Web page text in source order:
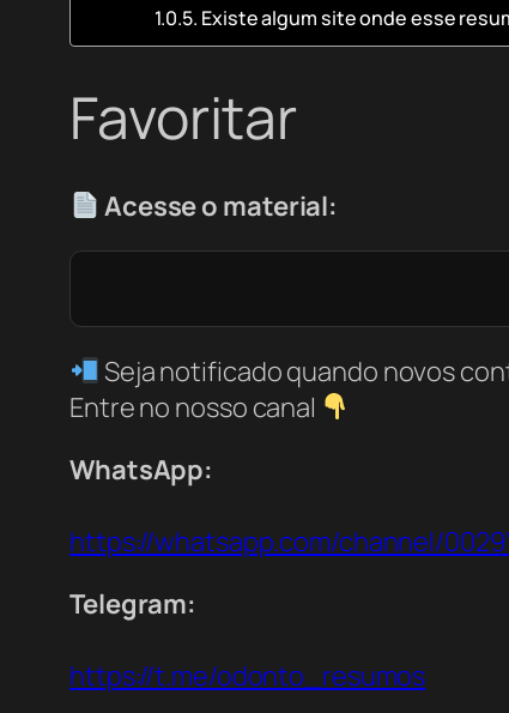
Existe algum site onde esse
Favoritar
Acesse o material:
Seja notificado quando novos
Entre no nosso canal
WhatsApp:
https://whatsapp.com/channel/
Telegram:
https://t.me/odonto_resumos